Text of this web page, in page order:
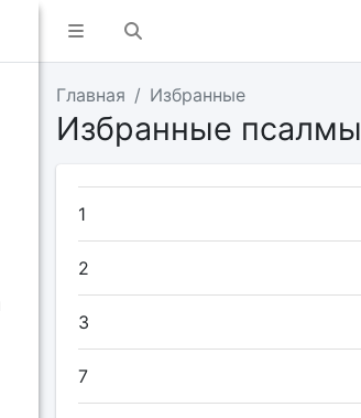
Главная Избранные
Избранные псалмы
1
2
3
7